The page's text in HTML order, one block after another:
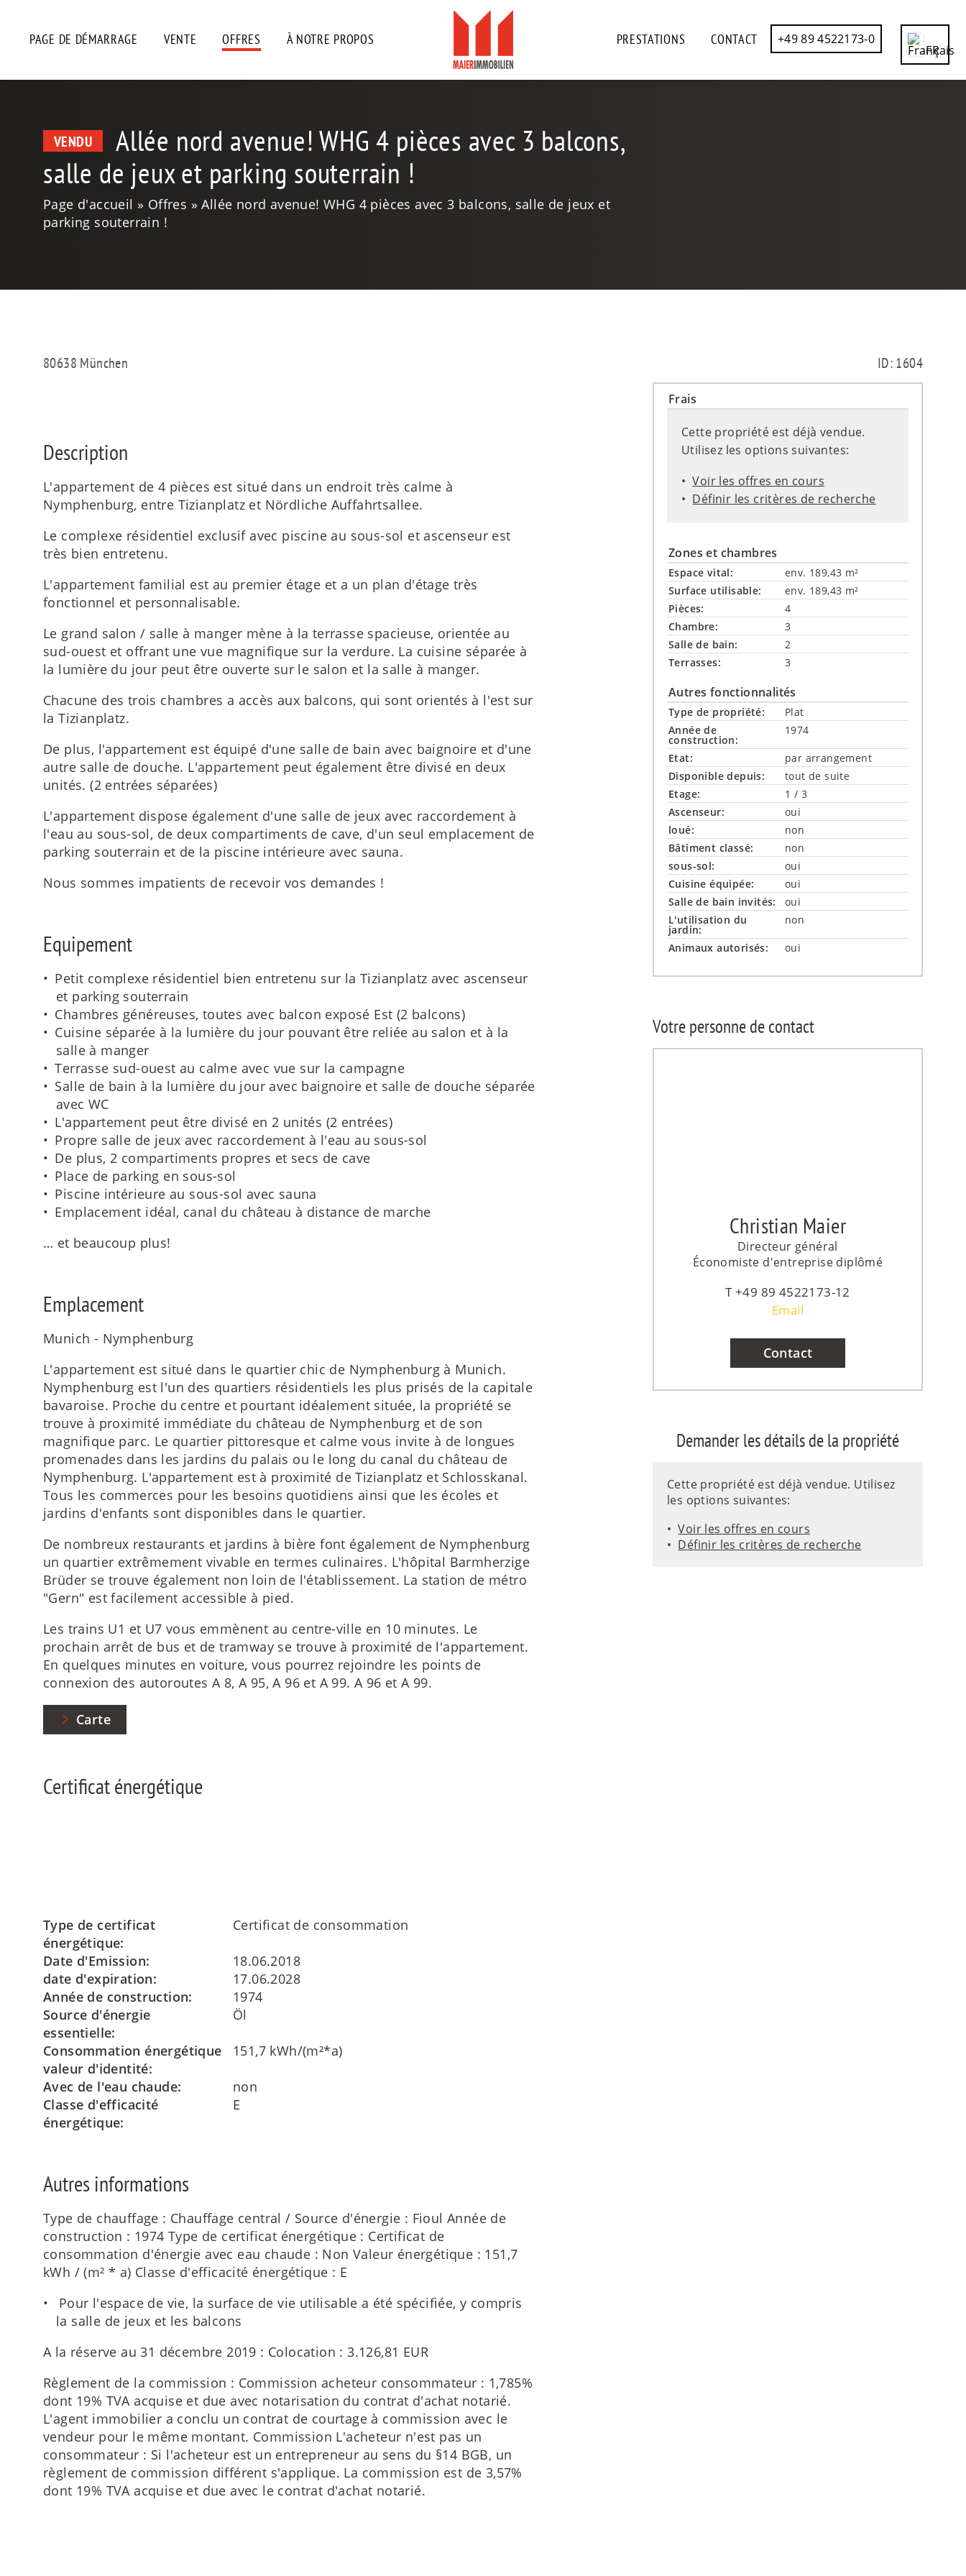
FR
PAGE DE DÉMARRAGE VENTE OFFRES À NOTRE PROPOS PRESTATIONS CONTACT +49 89 4522173-0
VENDU
Allée nord avenue! WHG 4 pièces avec 3 balcons,
salle de jeux et parking souterrain !
Page d'accueil Offres
Allée nord avenue! WHG 4 pièces avec 3 balcons, salle de jeux et
parking souterrain !
80638 München ID: 1604
Description
L'appartement de 4 pièces est situé dans un endroit très calme à
Nymphenburg, entre Tizianplatz et Nördliche Auffahrtsallee.
Le complexe résidentiel exclusif avec piscine au sous-sol et ascenseur est
très bien entretenu.
L'appartement familial est au premier étage et a un plan d'étage très
fonctionnel et personnalisable.
Le grand salon / salle à manger mène à la terrasse spacieuse, orientée au
sud-ouest et offrant une vue magnifique sur la verdure. La cuisine séparée à
la lumière du jour peut être ouverte sur le salon et la salle à manger.
Chacune des trois chambres a accès aux balcons, qui sont orientés à l'est sur
la Tizianplatz.
De plus, l'appartement est équipé d'une salle de bain avec baignoire et d'une
autre salle de douche. L'appartement peut également être divisé en deux
unités. (2 entrées séparées)
L'appartement dispose également d'une salle de jeux avec raccordement à
l'eau au sous-sol, de deux compartiments de cave, d'un seul emplacement de
parking souterrain et de la piscine intérieure avec sauna.
Nous sommes impatients de recevoir vos demandes !
Equipement
Petit complexe résidentiel bien entretenu sur la Tizianplatz avec ascenseur
et parking souterrain
Chambres généreuses, toutes avec balcon exposé Est (2 balcons)
Cuisine séparée à la lumière du jour pouvant être reliée au salon et à la
salle à manger
Terrasse sud-ouest au calme avec vue sur la campagne
Salle de bain à la lumière du jour avec baignoire et salle de douche séparée
avec WC
L'appartement peut être divisé en 2 unités (2 entrées)
Propre salle de jeux avec raccordement à l'eau au sous-sol
De plus, 2 compartiments propres et secs de cave
Place de parking en sous-sol
Piscine intérieure au sous-sol avec sauna
Emplacement idéal, canal du château à distance de marche
… et beaucoup plus!
Emplacement
Munich - Nymphenburg
L'appartement est situé dans le quartier chic de Nymphenburg à Munich.
Nymphenburg est l'un des quartiers résidentiels les plus prisés de la capitale
bavaroise. Proche du centre et pourtant idéalement située, la propriété se
trouve à proximité immédiate du château de Nymphenburg et de son
magnifique parc. Le quartier pittoresque et calme vous invite à de longues
promenades dans les jardins du palais ou le long du canal du château de
Nymphenburg. L'appartement est à proximité de Tizianplatz et Schlosskanal.
Tous les commerces pour les besoins quotidiens ainsi que les écoles et
jardins d'enfants sont disponibles dans le quartier.
De nombreux restaurants et jardins à bière font également de Nymphenburg
un quartier extrêmement vivable en termes culinaires. L'hôpital Barmherzige
Brüder se trouve également non loin de l'établissement. La station de métro
"Gern" est facilement accessible à pied.
Les trains U1 et U7 vous emmènent au centre-ville en 10 minutes. Le
prochain arrêt de bus et de tramway se trouve à proximité de l'appartement.
En quelques minutes en voiture, vous pourrez rejoindre les points de
connexion des autoroutes A 8, A 95, A 96 et A 99. A 96 et A 99.
Carte
Certificat énergétique
Type de certificat
énergétique:
Certificat de consommation
Date d'Emission:
18.06.2018
date d'expiration:
17.06.2028
Année de construction:
1974
Source d'énergie
essentielle:
Öl
Consommation énergétique
valeur d'identité:
151,7 kWh/(m²*a)
Avec de l'eau chaude:
non
Classe d'efficacité
énergétique:
E
Autres informations
Type de chauffage : Chauffage central / Source d'énergie : Fioul Année de
construction : 1974 Type de certificat énergétique : Certificat de
consommation d'énergie avec eau chaude : Non Valeur énergétique : 151,7
kWh / (m² * a) Classe d'efficacité énergétique : E
Pour l'espace de vie, la surface de vie utilisable a été spécifiée, y compris
la salle de jeux et les balcons
A la réserve au 31 décembre 2019 : Colocation : 3.126,81 EUR
Règlement de la commission : Commission acheteur consommateur : 1,785%
dont 19% TVA acquise et due avec notarisation du contrat d'achat notarié.
L'agent immobilier a conclu un contrat de courtage à commission avec le
vendeur pour le même montant. Commission L'acheteur n'est pas un
consommateur : Si l'acheteur est un entrepreneur au sens du §14 BGB, un
règlement de commission différent s'applique. La commission est de 3,57%
dont 19% TVA acquise et due avec le contrat d'achat notarié.
Frais
Cette propriété est déjà vendue.
Utilisez les options suivantes:
Voir les offres en cours
Définir les critères de recherche
Zones et chambres
Espace vital:
env. 189,43 m²
Surface utilisable:
env. 189,43 m²
Pièces:
4
Chambre:
3
Salle de bain:
2
Terrasses:
3
Autres fonctionnalités
Type de propriété:
Plat
Année de
construction:
1974
Etat:
par arrangement
Disponible depuis:
tout de suite
Etage:
1 / 3
Ascenseur:
oui
loué:
non
Bâtiment classé:
non
sous-sol:
oui
Cuisine équipée:
oui
Salle de bain invités:
oui
L'utilisation du
jardin:
non
Animaux autorisés: oui
Votre personne de contact
Christian Maier
Directeur général
Économiste d'entreprise diplômé
+49 89 4522173-12
Email
Contact
Demander les détails de la propriété
Cette propriété est déjà vendue. Utilisez
les options suivantes:
Voir les offres en cours
Définir les critères de recherche